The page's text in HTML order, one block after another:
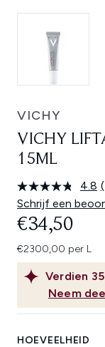
VICHY
VICHY
15ML
4.8
Schrijf een
Verdien 35
Neem
€34,50
€2300,00 per L
HOEVEELHEID